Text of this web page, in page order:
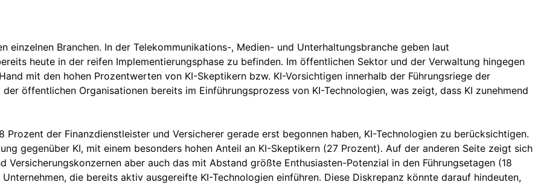
Branchen. In der Telekommunikations-, Medien- und Unterhaltungsbranche geben laut
heute in der reifen Implementierungsphase zu befinden. Im öffentlichen Sektor und der Verwaltung hingegen
mit den hohen Prozentwerten von KI-Skeptikern bzw. KI-Vorsichtigen innerhalb der Führungsriege der
öffentlichen Organisationen bereits im Einführungsprozess von KI-Technologien, was zeigt, dass KI zunehmend
der Finanzdienstleister und Versicherer gerade erst begonnen haben, KI-Technologien zu berücksichtigen.
gegenüber KI, mit einem besonders hohen Anteil an KI-Skeptikern (27 Prozent). Auf der anderen Seite zeigt sich
Versicherungskonzernen aber auch das mit Abstand größte Enthusiasten-Potenzial in den Führungsetagen (18
die bereits aktiv ausgereifte KI-Technologien einführen. Diese Diskrepanz könnte darauf hindeuten,